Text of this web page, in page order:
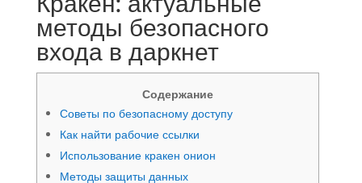
методы безопасного
входа в даркнет
Содержание
Советы по безопасному доступу
Как найти рабочие ссылки
Использование кракен онион
Методы защиты данных